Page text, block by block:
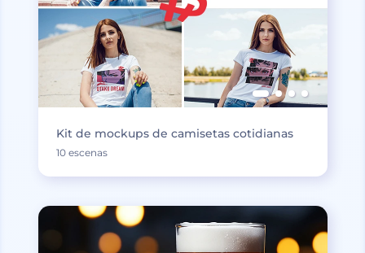
Kit de mockups de camisetas cotidianas
10 escenas